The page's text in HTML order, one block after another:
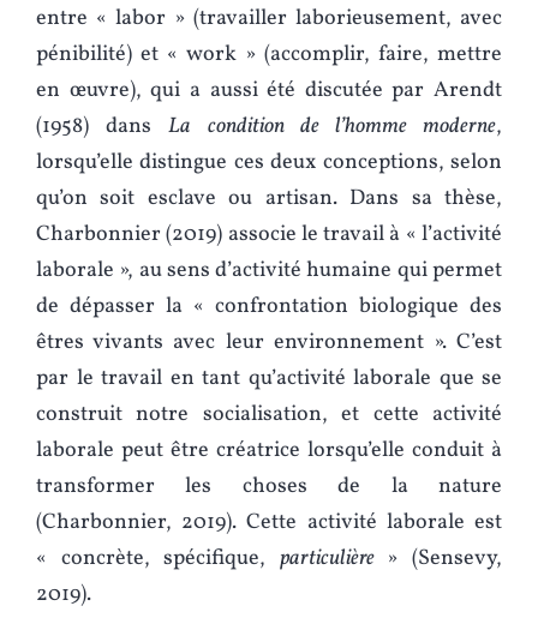
entre « labor » (travailler laborieusement, avec
pénibilité) et « work » (accomplir, faire, mettre
en œuvre), qui a aussi été discutée par Arendt
(1958) dansLa condition de l’homme moderne,
lorsqu’elle distingue ces deux conceptions, selon
qu’on soit esclave ou artisan. Dans sa thèse,
Charbonnier (2019) associe le travail à « l’activité
laborale », au sens d’activité humaine qui permet
de dépasser la « confrontation biologique des
êtres vivants avec leur environnement ». C’est
par le travail en tant qu’activité laborale que se
construit notre socialisation, et cette activité
laborale peut être créatrice lorsqu’elle conduit à
transformer les choses de la nature
(Charbonnier, 2019). Cette activité laborale est
« concrète, spécifique, particulière » (Sensevy,
2019).